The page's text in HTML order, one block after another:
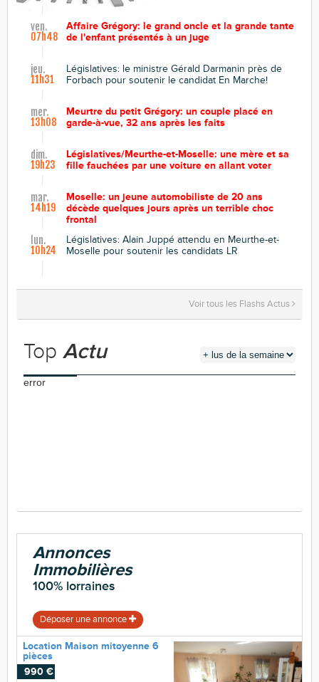
ven.
07h48
Affaire Grégory: le grand oncle et la grande tante
de l'enfant présentés à un juge
jeu.
11h31
Législatives: le ministre Gérald Darmanin près de
Forbach pour soutenir le candidat En Marche!
mer.
13h08
Meurtre du petit Grégory: un couple placé en
garde-à-vue, 32 ans après les faits
dim.
19h23
Législatives/Meurthe-et-Moselle: une mère et sa
fille fauchées par une voiture en allant voter
mar.
14h19
Moselle: un jeune automobiliste de 20 ans
décède quelques jours après un terrible choc
frontal
lun.
10h24
Législatives: Alain Juppé attendu en Meurthe-et-
Moselle pour soutenir les candidats LR
Voir tous les Flashs Actus
Top Actu
error
Annonces
Immobilières
100% lorraines
Déposer une annonce
Location Maison mitoyenne 6
pièces
990 €